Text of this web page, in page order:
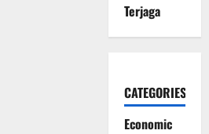
Terjaga
CATEGORIES
Economic